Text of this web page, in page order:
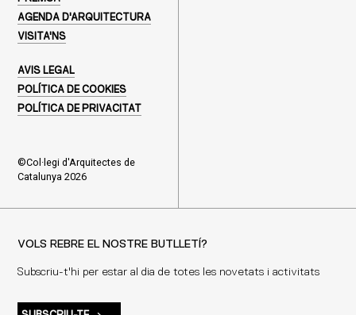
AGENDA D'ARQUITECTURA
VISITA'NS
AVIS LEGAL
POLÍTICA DE COOKIES
POLÍTICA DE PRIVACITAT
©Col·legi d'Arquitectes de
Catalunya 2026
VOLS REBRE EL NOSTRE BUTLLETÍ?
Subscriu-t'hi per estar al dia de totes les novetats i activitats